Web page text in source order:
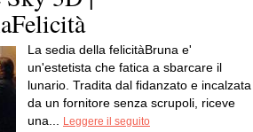
La sedia della felicitàBruna e'
un'estetista che fatica a sbarcare il
lunario. Tradita dal fidanzato e incalzata
da un fornitore senza scrupoli, riceve
una...
Leggere il seguito